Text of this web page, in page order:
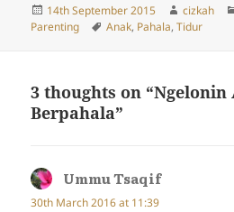
Posted
on
14th September 2015 Author
cizkah
Parenting
Tags
Anak, Pahala,Tidur
3 thoughts on
Berpahala”
Ummu Tsaqifsays:
30th March 2016 at 11:39